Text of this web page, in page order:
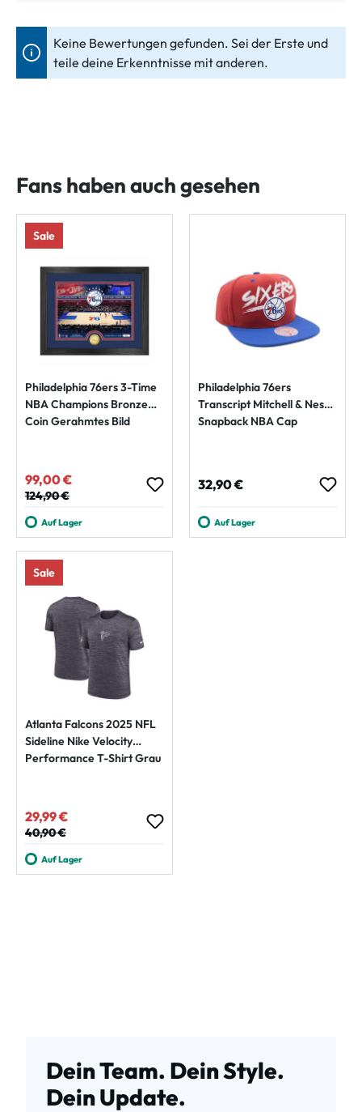
Keine Bewertungen gefunden. Sei der Erste und
teile deine Erkenntnisse mit anderen.
Fans haben auch gesehen
Sale
Philadelphia 76ers 3-Time
NBA Champions Bronze
Coin Gerahmtes Bild
Verkaufspreis:
99,00 €
Regulärer Preis:
124,90 €
Auf Lager
Philadelphia 76ers
Transcript Mitchell & Ness
Snapback NBA Cap
Regulärer Preis:
32,90 €
Auf Lager
Sale
Atlanta Falcons 2025 NFL
Sideline Nike Velocity
Performance T-Shirt Grau
Verkaufspreis:
29,99 €
Regulärer Preis:
40,90 €
Auf Lager
Dein Team. Dein Style.
Dein Update.